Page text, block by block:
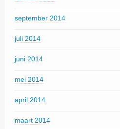
september 2014
juli 2014
juni 2014
mei 2014
april 2014
maart 2014